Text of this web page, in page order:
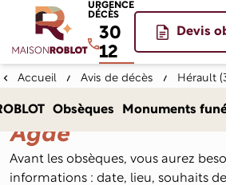
URGENCE
DÉCÈS
30
12
Devis
Obsèques Monuments
Accueil Avis de décès Hérault
Avis de décès dans
Agde
Avant les obsèques, vous aurez
informations : date, lieu, souhaits